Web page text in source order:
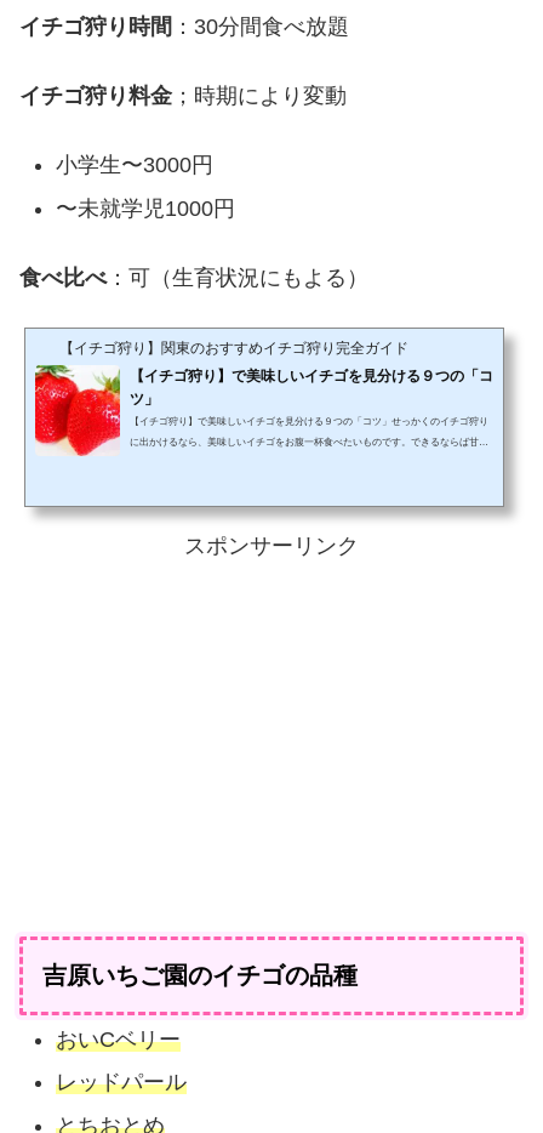
イチゴ狩り時間 ：30分間食べ放題
イチゴ狩り料金 ；時期により変動
小学生〜3000円
〜未就学児1000円
食べ比べ：可（生育状況にもよる）
【イチゴ狩り】関東のおすすめイチゴ狩り完全ガイド
【イチゴ狩り】で美味しいイチゴを見分ける９つの「コ
ツ」
【イチゴ狩り】で美味しいイチゴを見分ける９つの「コツ」せっかくのイチゴ狩り
に出かけるなら、美味しいイチゴをお腹一杯食べたいものです。できるならば甘く
気づけばお腹一杯。目の前に、真っ赤に熟れた美味しそうなイチゴがあるのに、も
びの「コツ」をマスターしていただきたいと思いま...
スポンサーリンク
吉原いちご園のイチゴの品種
おいCベリー
レッドパール
とちおとめ